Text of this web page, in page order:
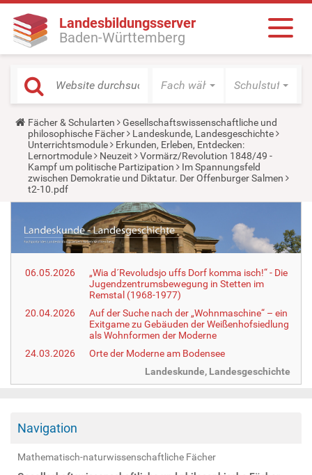
Landesbildungsserver
Baden-Württemberg
Fach wählen Schulstufe
Y
o
u
a
r
e
h
e
:
Fächer & Schularten
Gesellschaftswissenschaftliche und
philosophische Fächer
Landeskunde, Landesgeschichte
Unterrichtsmodule
Erkunden, Erleben, Entdecken:
Lernortmodule
Neuzeit
Vormärz/Revolution 1848/49 -
Kampf um politische Partizipation
Im Spannungsfeld
zwischen Demokratie und Diktatur. Der Offenburger Salmen
t2-10.pdf
06.05.2026
„Wia d´Revoludsjo uffs Dorf komma isch!“ - Die
Jugendzentrumsbewegung in Stetten im
Remstal (1968-1977)
20.04.2026
Auf der Suche nach der „Wohnmaschine“ – ein
Exitgame zu Gebäuden der Weißenhofsiedlung
als Wohnformen der Moderne
24.03.2026
Orte der Moderne am Bodensee
Landeskunde, Landesgeschichte
Navigation
Mathematisch-naturwissenschaftliche Fächer